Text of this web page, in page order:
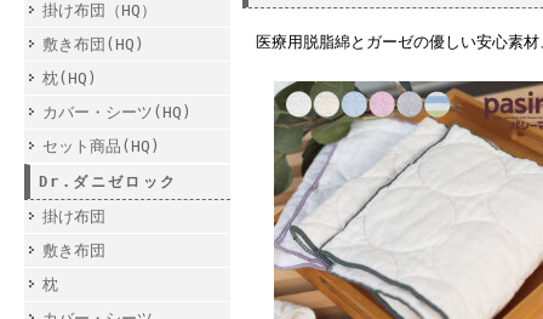
掛け布団（HQ）
敷き布団(HQ)
枕(HQ)
カバー・シーツ(HQ)
セット商品(HQ)
Dr.ダニゼロック
掛け布団
敷き布団
枕
医療用脱脂綿とガーゼの優しい安心素